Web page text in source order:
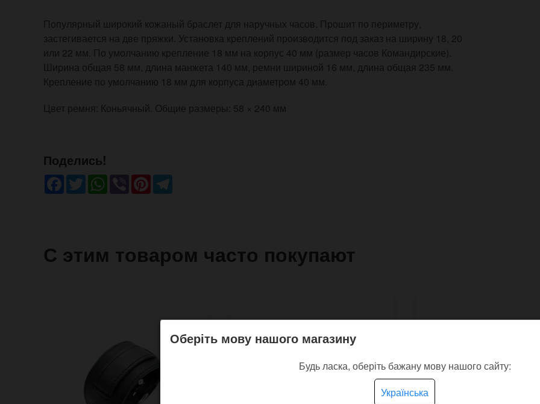
Популярный широкий кожаный браслет для наручных часов. Прошит по периметру,
застегивается на две пряжки. Установка креплений производится под заказ на ширину 18, 20
или 22 мм. По умолчанию крепление 18 мм на корпус 40 мм (размер часов Командирские).
Ширина общая 58 мм, длина манжета 140 мм, ремни шириной 16 мм, длина общая 235 мм.
Крепление по умолчанию 18 мм для корпуса диаметром 40 мм.
Цвет ремня: Коньячный. Общие размеры: 58 × 240 мм
Поделись!
Facebook
TwitterWhatsApp
ViberPinterest
С этим товаром часто покупают
Оберіть мову нашого магазину
Будь ласка, оберіть бажану мову нашого сайту:
Українська